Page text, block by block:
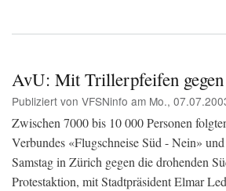
AvU: Mit Trillerpfeifen
Publiziert von VFSNinfo am Mo.,
Zwischen 7000 bis 10 000 Personen
Verbundes «Flugschneise Süd - Nein»
Samstag in Zürich gegen die drohenden
Protestaktion, mit Stadtpräsident Elmar